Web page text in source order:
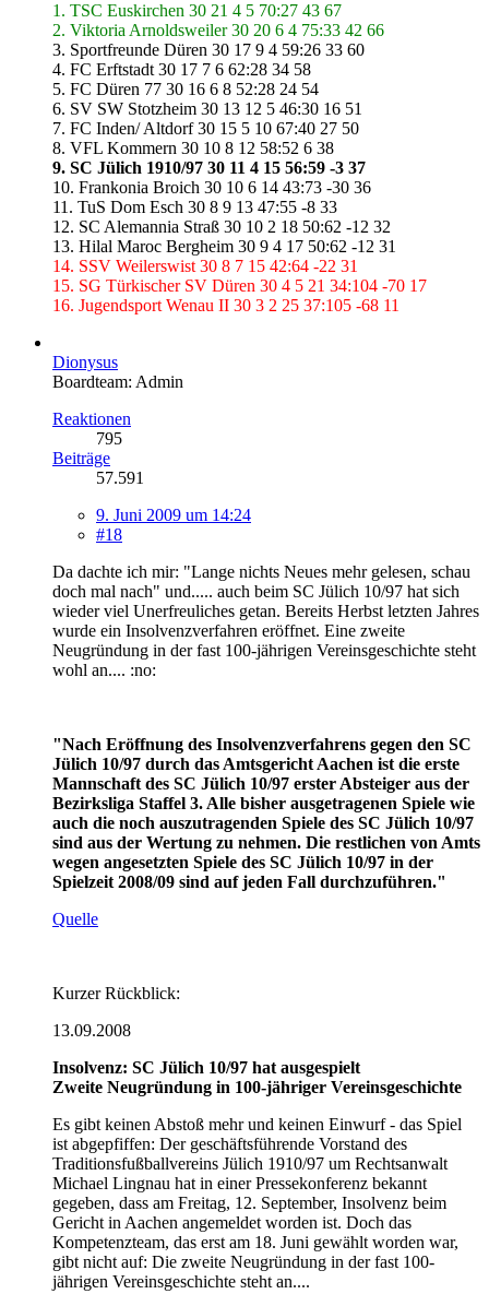
1. TSC Euskirchen 30 21 4 5 70:27 43 67
2. Viktoria Arnoldsweiler 30 20 6 4 75:33 42 66
3. Sportfreunde Düren 30 17 9 4 59:26 33 60
4. FC Erftstadt 30 17 7 6 62:28 34 58
5. FC Düren 77 30 16 6 8 52:28 24 54
6. SV SW Stotzheim 30 13 12 5 46:30 16 51
7. FC Inden/ Altdorf 30 15 5 10 67:40 27 50
8. VFL Kommern 30 10 8 12 58:52 6 38
9. SC Jülich 1910/97 30 11 4 15 56:59 -3 37
10. Frankonia Broich 30 10 6 14 43:73 -30 36
11. TuS Dom Esch 30 8 9 13 47:55 -8 33
12. SC Alemannia Straß 30 10 2 18 50:62 -12 32
13. Hilal Maroc Bergheim 30 9 4 17 50:62 -12 31
14. SSV Weilerswist 30 8 7 15 42:64 -22 31
15. SG Türkischer SV Düren 30 4 5 21 34:104 -70 17
16. Jugendsport Wenau II 30 3 2 25 37:105 -68 11
Dionysus
Boardteam: Admin
Reaktionen
795
Beiträge
57.591
9. Juni 2009 um 14:24
#18
Da dachte ich mir: "Lange nichts Neues mehr gelesen, schau
doch mal nach" und..... auch beim SC Jülich 10/97 hat sich
wieder viel Unerfreuliches getan. Bereits Herbst letzten Jahres
wurde ein Insolvenzverfahren eröffnet. Eine zweite
Neugründung in der fast 100-jährigen Vereinsgeschichte steht
wohl an.... :no:
"Nach Eröffnung des Insolvenzverfahrens gegen den SC
Jülich 10/97 durch das Amtsgericht Aachen ist die erste
Mannschaft des SC Jülich 10/97 erster Absteiger aus der
Bezirksliga Staffel 3. Alle bisher ausgetragenen Spiele wie
auch die noch auszutragenden Spiele des SC Jülich 10/97
sind aus der Wertung zu nehmen. Die restlichen von Amts
wegen angesetzten Spiele des SC Jülich 10/97 in der
Spielzeit 2008/09 sind auf jeden Fall durchzuführen."
Quelle
Kurzer Rückblick:
13.09.2008
Insolvenz: SC Jülich 10/97 hat ausgespielt
Zweite Neugründung in 100-jähriger Vereinsgeschichte
Es gibt keinen Abstoß mehr und keinen Einwurf - das Spiel
ist abgepfiffen: Der geschäftsführende Vorstand des
Traditionsfußballvereins Jülich 1910/97 um Rechtsanwalt
Michael Lingnau hat in einer Pressekonferenz bekannt
gegeben, dass am Freitag, 12. September, Insolvenz beim
Gericht in Aachen angemeldet worden ist. Doch das
Kompetenzteam, das erst am 18. Juni gewählt worden war,
gibt nicht auf: Die zweite Neugründung in der fast 100-
jährigen Vereinsgeschichte steht an....